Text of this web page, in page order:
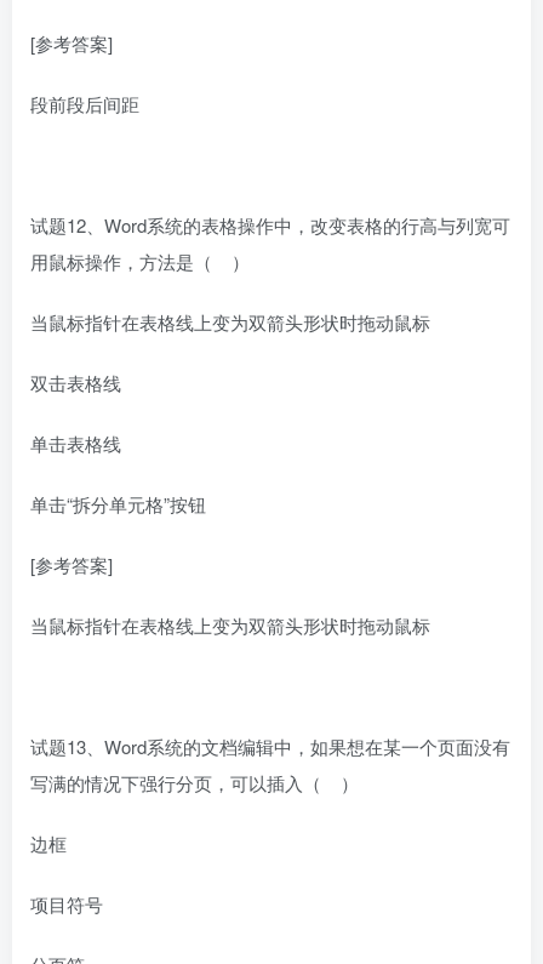
[参考答案]
段前段后间距
试题12、Word系统的表格操作中，改变表格的行高与列宽可
用鼠标操作，方法是（ ）
当鼠标指针在表格线上变为双箭头形状时拖动鼠标
双击表格线
单击表格线
单击“拆分单元格”按钮
[参考答案]
当鼠标指针在表格线上变为双箭头形状时拖动鼠标
试题13、Word系统的文档编辑中，如果想在某一个页面没有
写满的情况下强行分页，可以插入（ ）
边框
项目符号